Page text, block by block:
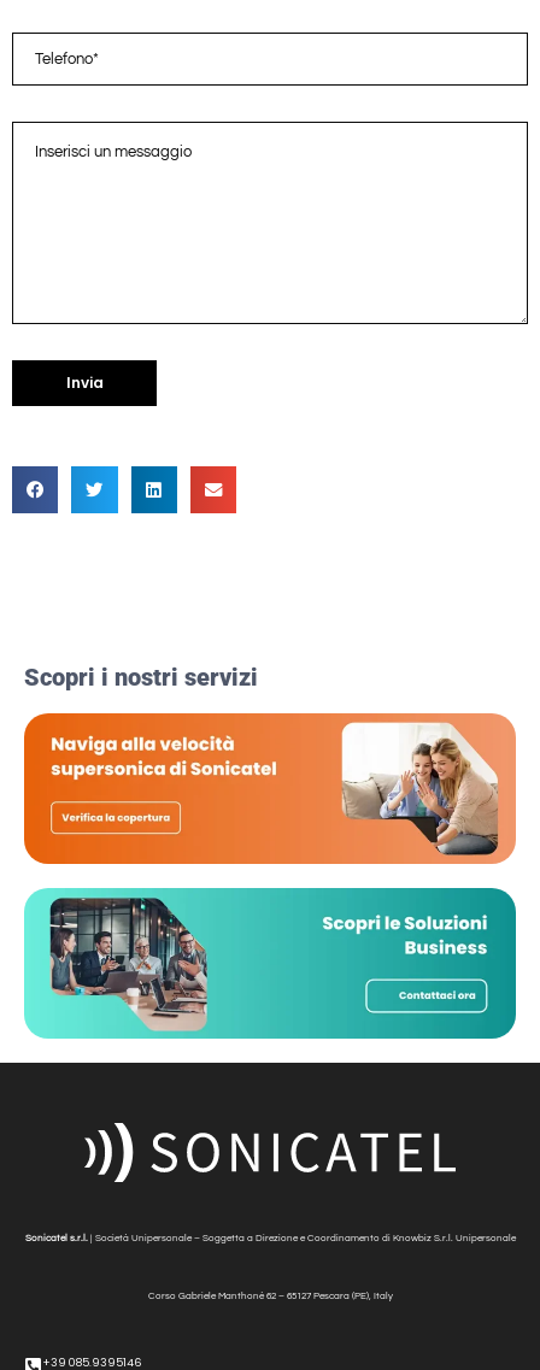
Scopri i nostri servizi
Sonicatel s.r.l.| Società Unipersonale – Soggetta a Direzione e Coordinamento di Knowbiz S.r.l. Unipersonale
Corso Gabriele Manthonè62 – 65127 Pescara (PE), Italy
+39 085.9395146